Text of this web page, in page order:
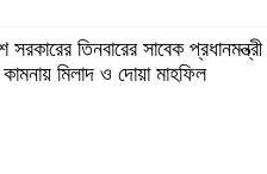
সরকারের তিনবারের সাবেক
মিলাদ ও দোয়া মাহফিল